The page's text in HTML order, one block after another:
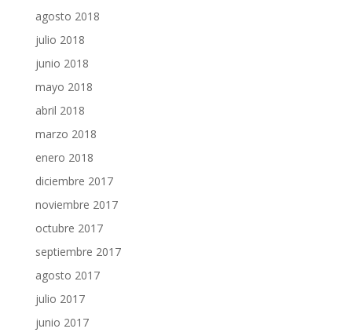
agosto 2018
julio 2018
junio 2018
mayo 2018
abril 2018
marzo 2018
enero 2018
diciembre 2017
noviembre 2017
octubre 2017
septiembre 2017
agosto 2017
julio 2017
junio 2017